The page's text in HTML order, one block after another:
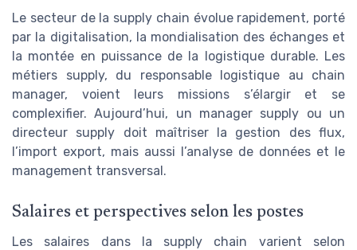
Le secteur de la supply chain évolue rapidement, porté
par la digitalisation, la mondialisation des échanges et
la montée en puissance de la logistique durable. Les
métiers supply, du responsable logistique au chain
manager, voient leurs missions s’élargir et se
complexifier. Aujourd’hui, un manager supply ou un
directeur supply doit maîtriser la gestion des flux,
l’import export, mais aussi l’analyse de données et le
management transversal.
Salaires et perspectives selon les postes
Les salaires dans la supply chain varient selon